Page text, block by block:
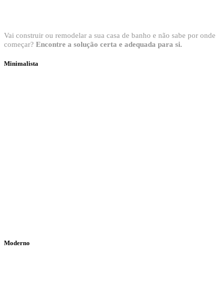
Vai construir ou remodelar a sua casa de banho e não sabe por onde
começar? Encontre a solução certa e adequada para si.
Minimalista
Moderno